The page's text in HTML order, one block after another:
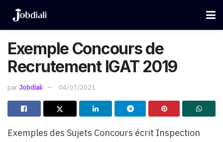
Exemple Concours de
Recrutement IGAT 2019
par Jobdiali 04/07/2021
Exemples des Sujets Concours écrit Inspection